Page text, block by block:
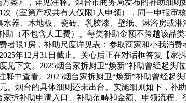
（室第产权共有人仅限1人申领），同一申报
器、木地板、瓷砖、乳胶漆、壁纸、淋浴房或
（不包含人工费）。每类补助金额不跨越该品
者限1房，补助尺度详见表：参取商家和小我消
年12月31日截止。关心后正在对话框答复【
下文。2025烟台家拆厨卫“焕新”补助曾经起头
中查看。2025烟台家拆厨卫“焕新”补助曾经起
。烟台的具体细则还未出台。实施细则如下，补
拆补助申请入口、补助范畴和金额、申领流程